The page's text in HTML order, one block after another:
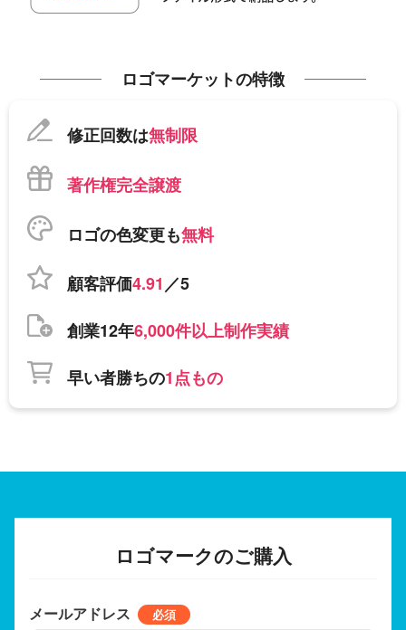
ロゴマーケットの特徴
修正回数は無制限
著作権完全譲渡
ロゴの色変更も無料
顧客評価4.91／5
創業12年6,000件以上制作実績
早い者勝ちの1点もの
ロゴマークのご購入
メールアドレス